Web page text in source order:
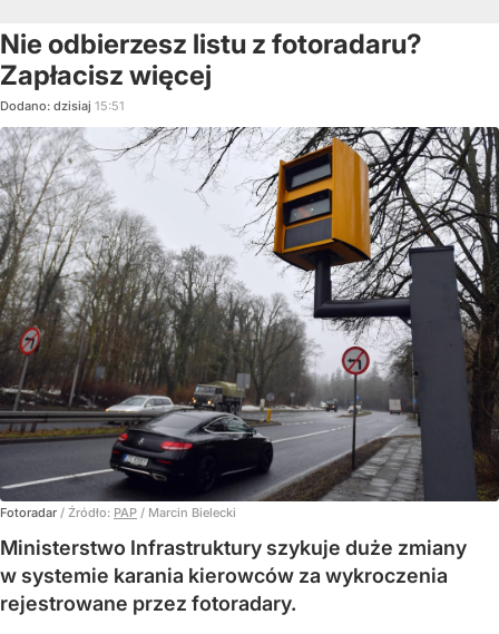
Nie odbierzesz listu z fotoradaru?
Zapłacisz więcej
Dodano: dzisiaj 15:51
Fotoradar / Źródło: PAP / Marcin Bielecki
Ministerstwo Infrastruktury szykuje duże zmiany
w systemie karania kierowców za wykroczenia
rejestrowane przez fotoradary.